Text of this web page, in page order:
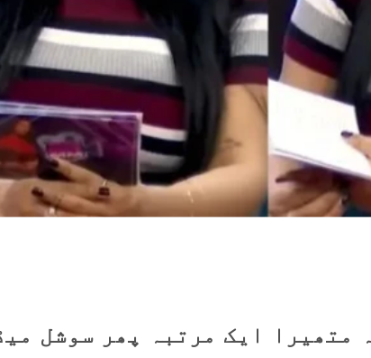
متھیرا ایک مرتبہ پھر سوشل